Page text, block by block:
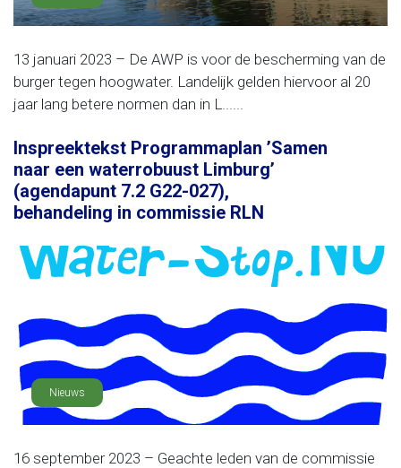
13 januari 2023 – De AWP is voor de bescherming van de
burger tegen hoogwater. Landelijk gelden hiervoor al 20
jaar lang betere normen dan in L......
Inspreektekst Programmaplan ’Samen
naar een waterrobuust Limburg’
(agendapunt 7.2 G22-027),
behandeling in commissie RLN
Nieuws
16 september 2023 – Geachte leden van de commissie